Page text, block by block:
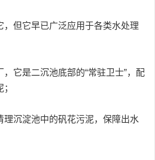
但它早已广泛应用于各类水处理
它是二沉池底部的“常驻卫士”，配
沉淀池中的矾花污泥，保障出水